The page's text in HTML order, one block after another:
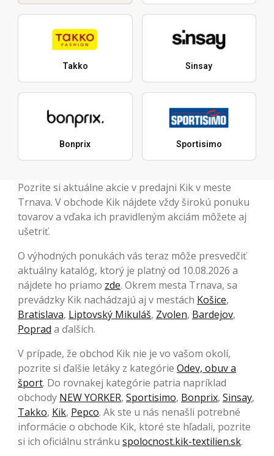
Takko Sinsay
Bonprix Sportisimo
Pozrite si aktuálne akcie v predajni Kik v meste
Trnava. V obchode Kik nájdete vždy širokú ponuku
tovarov a vďaka ich pravidleným akciám môžete aj
ušetriť.
O výhodných ponukách vás teraz môže presvedčiť
aktuálny katalóg, ktorý je platný od 10.08.2026 a
nájdete ho priamo zde. Okrem mesta Trnava, sa
prevádzky Kik nachádzajú aj v mestách Košice,
Bratislava, Liptovský Mikuláš, Zvolen, Bardejov,
Poprad a ďalších.
V prípade, že obchod Kik nie je vo vašom okolí,
pozrite si ďalšie letáky z kategórie Odev, obuv a
šport. Do rovnakej kategórie patria napríklad
obchody NEW YORKER, Sportisimo, Bonprix, Sinsay,
Takko, Kik, Pepco. Ak ste u nás nenašli potrebné
informácie o obchode Kik, ktoré ste hľadali, pozrite
si ich oficiálnu stránku spolocnost.kik-textilien.sk.